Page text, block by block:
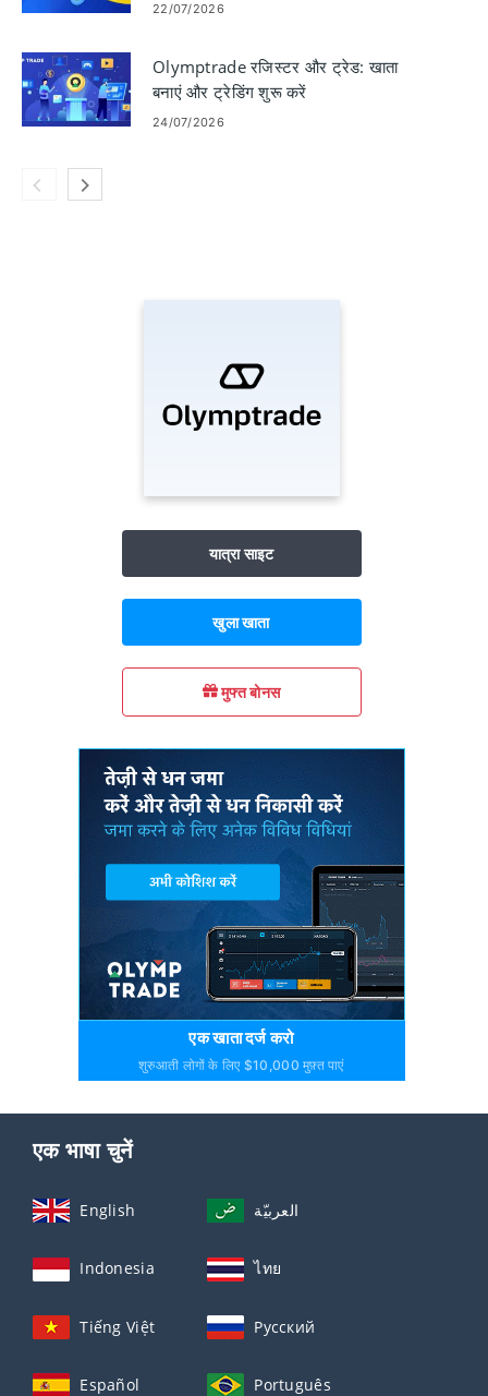
22/07/2026
Olymptrade रजिस्टर और ट्रेड: खाता
बनाएं और ट्रेडिंग शुरू करें
24/07/2026
यात्रा साइट
खुला खाता
मुफ्त बोनस
एक खाता दर्ज करो
शुरुआती लोगों के लिए $10,000 मुफ़्त पाएं
एक भाषा चुनें
English العربيّة
Indonesia ไทย
Tiếng Việt Русский
Español Português